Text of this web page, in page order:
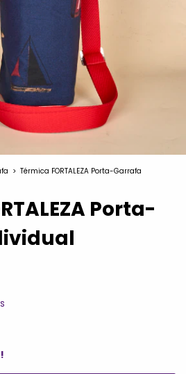
> Térmica FORTALEZA Porta-Garrafa
Porta-